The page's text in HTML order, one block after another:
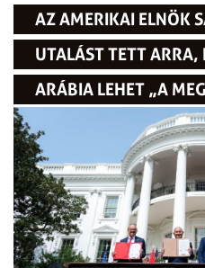
AZ AMERIKAI ELNÖK
UTALÁST TETT
ARÁBIA LEHET „A